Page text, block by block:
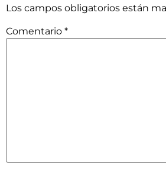
Los campos obligatorios están
Comentario *